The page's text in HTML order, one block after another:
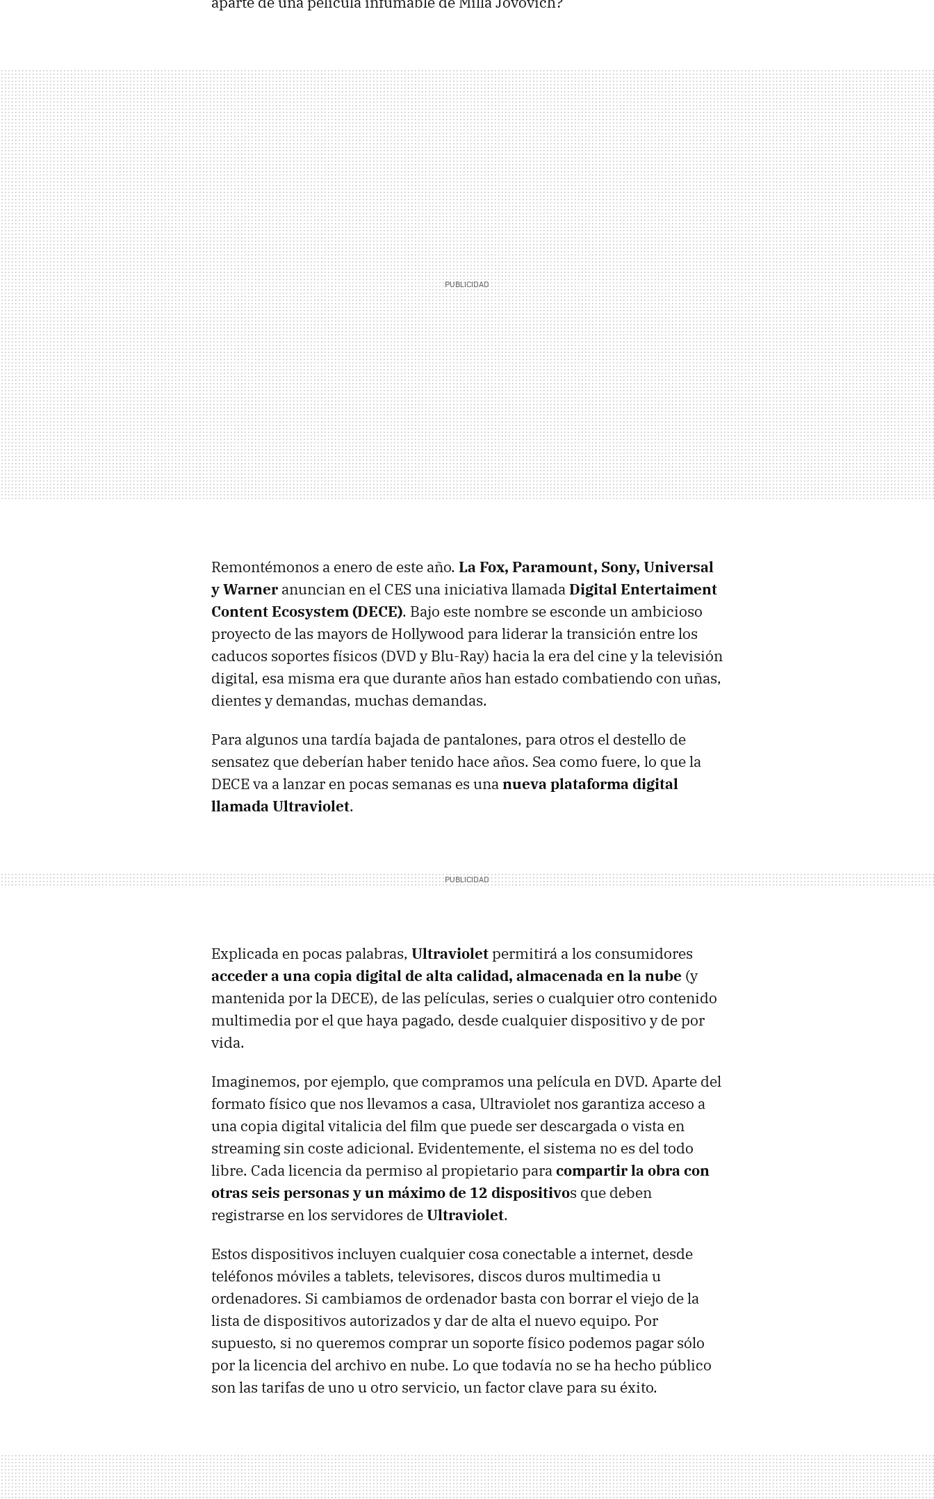
Remontémonos a enero de este año. La Fox, Paramount, Sony, Universal
y Warner anuncian en el CES una iniciativa llamadaDigital Entertaiment
Content Ecosystem (DECE). Bajo este nombre se esconde un ambicioso
proyecto de las mayors de Hollywood para liderar la transición entre los
caducos soportes físicos (DVD y Blu-Ray) hacia la era del cine y la televisión
digital, esa misma era que durante años han estado combatiendo con uñas,
dientes y demandas, muchas demandas.
Para algunos una tardía bajada de pantalones, para otros el destello de
sensatez que deberían haber tenido hace años. Sea como fuere, lo que la
DECEva a lanzar en pocas semanas es unanueva plataforma digital
llamada Ultraviolet.
Explicada en pocas palabras, Ultravioletpermitirá a los consumidores
acceder a una copia digital de alta calidad, almacenada en la nube (y
mantenida por la DECE), de las películas, series o cualquier otro contenido
multimedia por el que haya pagado, desde cualquier dispositivo y de por
vida.
Imaginemos, por ejemplo, que compramos una película en DVD. Aparte del
formato físico que nos llevamos a casa, Ultraviolet nos garantiza acceso a
una copia digital vitalicia del film que puede ser descargada o vista en
streaming sin coste adicional. Evidentemente, el sistema no es del todo
libre. Cada licencia da permiso al propietario paracompartir la obra con
otras seis personas y un máximo de 12 dispositivos que deben
registrarse en los servidores deUltraviolet.
Estos dispositivos incluyen cualquier cosa conectable a internet, desde
teléfonos móviles a tablets, televisores, discos duros multimedia u
ordenadores. Si cambiamos de ordenador basta con borrar el viejo de la
lista de dispositivos autorizados y dar de alta el nuevo equipo. Por
supuesto, si no queremos comprar un soporte físico podemos pagar sólo
por la licencia del archivo en nube. Lo que todavía no se ha hecho público
son las tarifas de uno u otro servicio, un factor clave para su éxito.